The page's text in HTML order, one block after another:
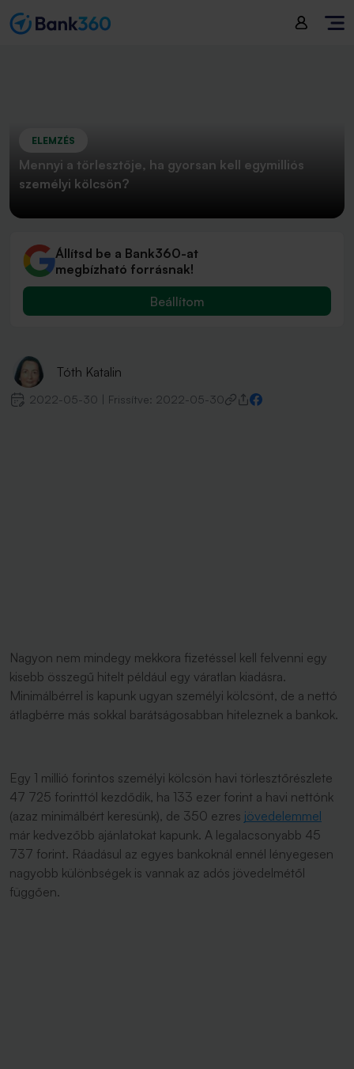
ELEMZÉS
Mennyi a törlesztője, ha gyorsan kell egymilliós
személyi kölcsön?
Állítsd be a Bank360-at
megbízható forrásnak!
Beállítom
Tóth Katalin
2022-05-30 Frissítve: 2022-05-30
Nagyon nem mindegy mekkora fizetéssel kell felvenni egy
kisebb összegű hitelt például egy váratlan kiadásra.
Minimálbérrel is kapunk ugyan személyi kölcsönt, de a nettó
átlagbérre más sokkal barátságosabban hiteleznek a bankok.
Egy 1 millió forintos személyi kölcsön havi törlesztőrészlete
47 725 forinttól kezdődik, ha 133 ezer forint a havi nettónk
(azaz minimálbért keresünk), de 350 ezres jövedelemmel
már kedvezőbb ajánlatokat kapunk. A legalacsonyabb 45
737 forint. Ráadásul az egyes bankoknál ennél lényegesen
nagyobb különbségek is vannak az adós jövedelmétől
függően.